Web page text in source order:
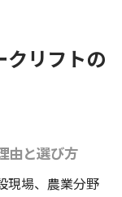
クリフトの
由と選び方
現場、農業分野